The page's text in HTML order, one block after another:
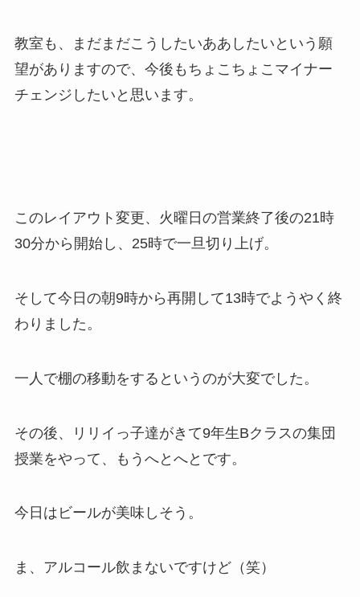
教室も、まだまだこうしたいああしたいという願
望がありますので、今後もちょこちょこマイナー
チェンジしたいと思います。
このレイアウト変更、火曜日の営業終了後の21時
30分から開始し、25時で一旦切り上げ。
そして今日の朝9時から再開して13時でようやく終
わりました。
一人で棚の移動をするというのが大変でした。
その後、リリイっ子達がきて9年生Bクラスの集団
授業をやって、もうへとへとです。
今日はビールが美味しそう。
ま、アルコール飲まないですけど（笑）